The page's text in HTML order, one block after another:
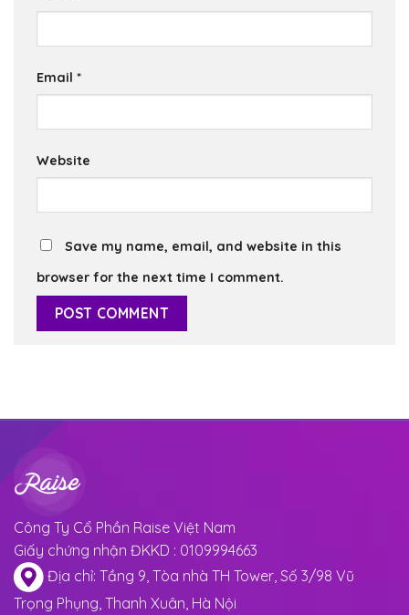
Email *
Website
Save my name, email, and website in this
browser for the next time I comment.
Công Ty Cổ Phần Raise Việt Nam
Giấy chứng nhận ĐKKD : 0109994663
Địa chỉ: Tầng 9, Tòa nhà TH Tower, Số 3/98 Vũ
Trọng Phụng, Thanh Xuân, Hà Nội